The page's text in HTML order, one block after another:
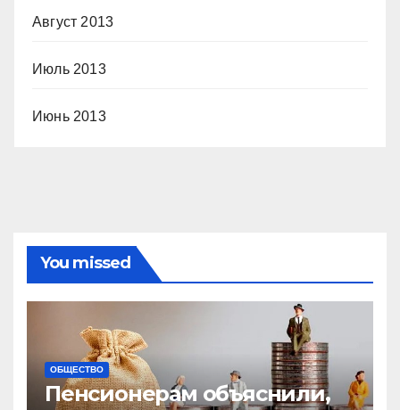
Август 2013
Июль 2013
Июнь 2013
You missed
ОБЩЕСТВО
Пенсионерам объяснили,